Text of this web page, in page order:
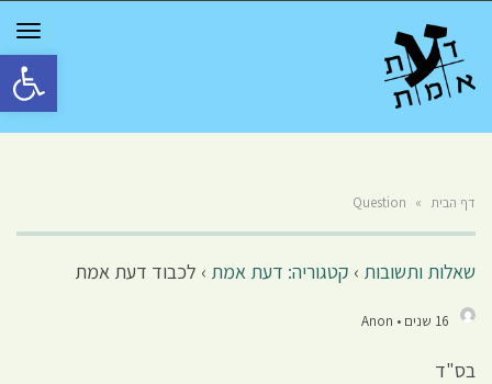
פתח
דף הבית »
Question
שאלות ותשובות › קטגוריה: דעת אמת › לכבוד דעת אמת
16 שנים • Anon
בס"ד